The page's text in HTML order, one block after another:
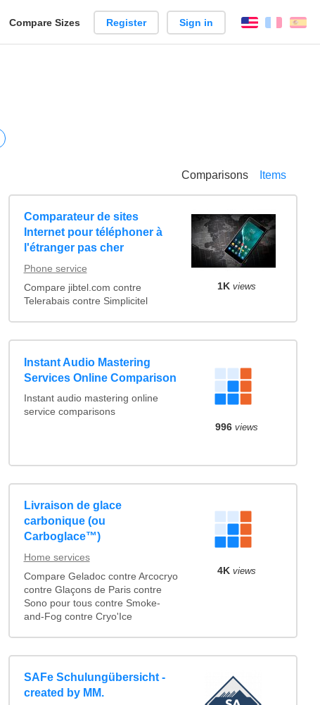
Create
Compare Sizes Register Sign in English
Comparisons Items
Comparateur de sites
Internet pour téléphoner à
l'étranger pas cher
Phone service
Compare jibtel.com contre
Telerabais contre Simplicitel
1K views
Instant Audio Mastering
Services Online Comparison
Instant audio mastering online
service comparisons
996views
Livraison de glace
carbonique (ou
Carboglace™)
Home services
Compare Geladoc contre Arcocryo
contre Glaçons de Paris contre
Sono pour tous contre Smoke-
and-Fog contre Cryo'Ice
4K views
SAFe Schulungübersicht -
created by MM.